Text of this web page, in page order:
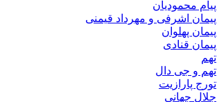
پیام محمودیان
پیمان اشرفی و مهرداد قیمنی
پیمان پهلوان
پیمان قنادی
تهم
تهم و جی دال
تورج پارازیت
جلال جهانی